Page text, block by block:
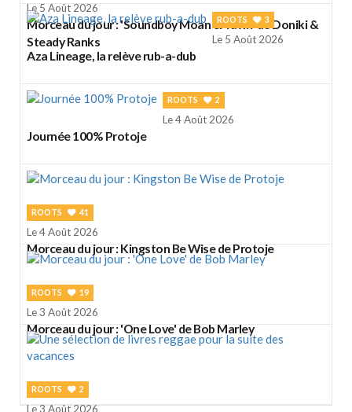
Le 5 Août 2026
Morceau du jour : 'Soundboy Moan & Yawn' de Doniki &
Steady Ranks
ROOTS 3
Le 5 Août 2026
Aza Lineage, la relève rub-a-dub
ROOTS 2
Le 4 Août 2026
Journée 100% Protoje
ROOTS 41
Le 4 Août 2026
Morceau du jour : Kingston Be Wise de Protoje
ROOTS 19
Le 3 Août 2026
Morceau du jour : 'One Love' de Bob Marley
ROOTS 2
Le 3 Août 2026